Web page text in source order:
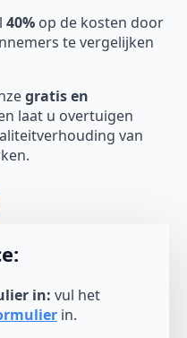
40% op de kosten door
te vergelijken
gratis en
laat u overtuigen
van
in: vul het
in.